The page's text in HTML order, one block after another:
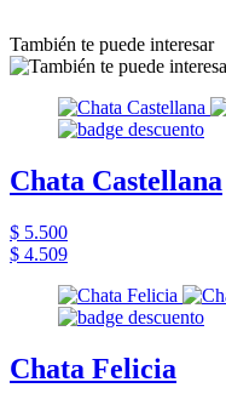
También te puede interesar
Chata Castellana
$ 5.500
$ 4.509
Chata Felicia